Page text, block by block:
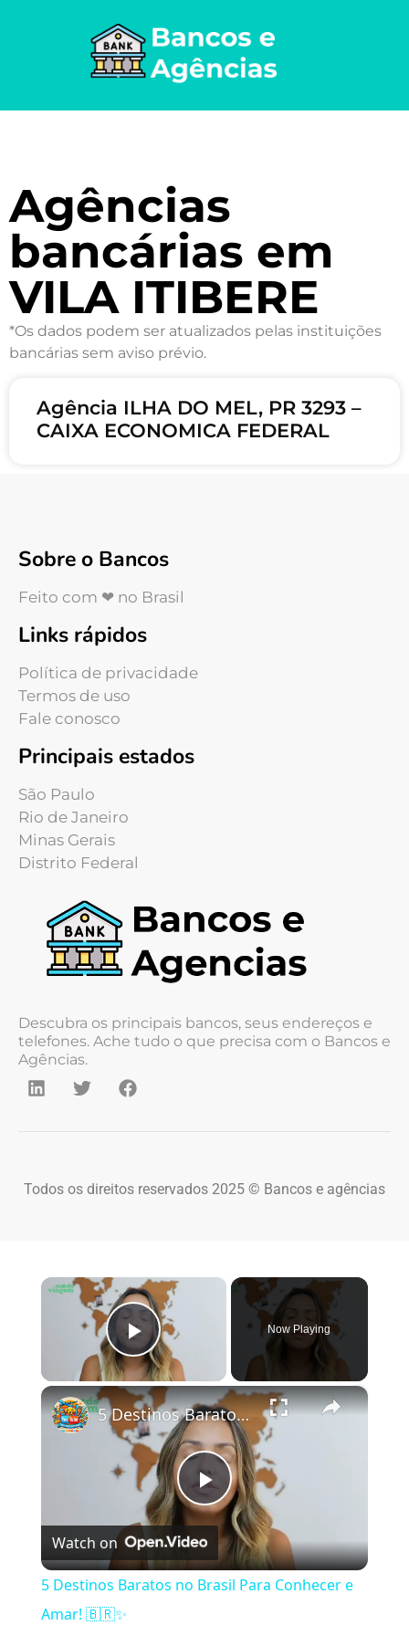
Agências
bancárias em
VILA ITIBERE
*Os dados podem ser atualizados pelas instituições
bancárias sem aviso prévio.
Agência ILHA DO MEL, PR 3293 –
CAIXA ECONOMICA FEDERAL
Sobre o Bancos
Feito com ❤ no Brasil
Links rápidos
Política de privacidade
Termos de uso
Fale conosco
Principais estados
São Paulo
Rio de Janeiro
Minas Gerais
Distrito Federal
Descubra os principais bancos, seus endereços e
telefones. Ache tudo o que precisa com o Bancos e
Agências.
Todos os direitos reservados 2025 © Bancos e agências
×
Play Video
Now Playing
×
Play Video
5 Destinos Baratos no Brasil Para Conhecer e Amar! 🇧🇷✨
Watch on
5 Destinos Baratos no Brasil Para Conhecer e
Amar! 🇧🇷✨